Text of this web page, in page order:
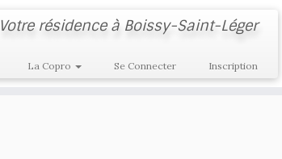
Votre résidence à Boissy-Saint-Léger
La Copro Se Connecter Inscription